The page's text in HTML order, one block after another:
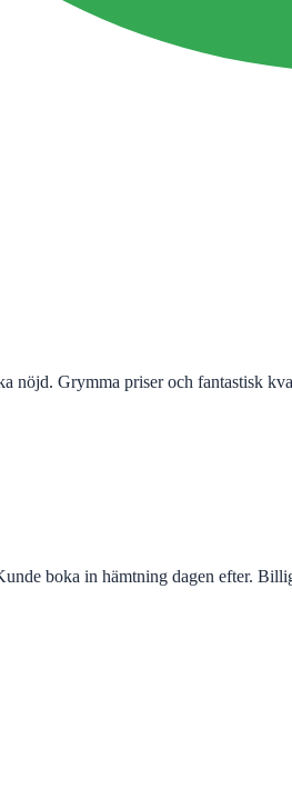
nöjd. Grymma priser och fantastisk
boka in hämtning dagen efter.